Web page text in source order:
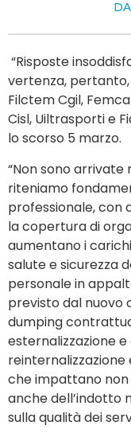
“Risposte
vertenza, pertanto,
Filctem Cgil, Femca
Cisl, Uiltrasporti e
lo scorso 5 marzo.
“Non sono
riteniamo
professionale, con
la copertura di
aumentano i
salute e sicurezza
personale in
previsto dal
dumping
esternalizzazione
reinternalizzazione
che impattano non
anche dell’indotto
sulla qualità dei